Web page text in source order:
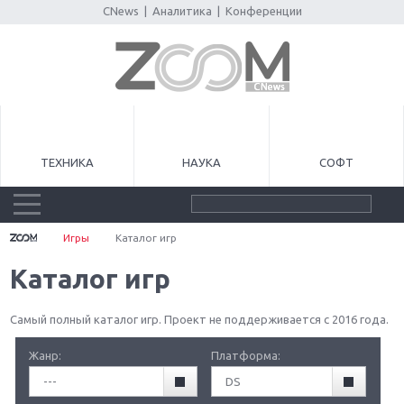
CNews Аналитика Конференции
ТЕХНИКА НАУКА СОФТ
Игры Каталог игр
Каталог игр
Самый полный каталог игр. Проект не поддерживается с 2016 года.
Жанр:
---
Платформа:
DS